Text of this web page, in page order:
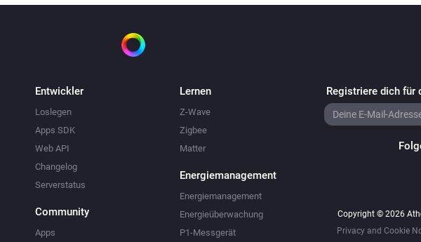
Entwickler
Loslegen
Apps SDK
Web API
Changelog
Serverstatus
Community
Apps
Lernen
Z-Wave
Zigbee
Matter
Energiemanagement
Energiemanagement
Energieüberwachung
P1-Messgerät
Registriere dich für
Copyright © 2026
Privacy and Cookie